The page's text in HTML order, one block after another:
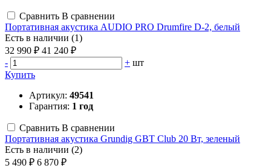
Сравнить В сравнении
Портативная акустика AUDIO PRO Drumfire D-2, белый
Есть в наличии (1)
32 990 ₽ 41 240 ₽
-
+ шт
Купить
Артикул: 49541
Гарантия: 1 год
Сравнить В сравнении
Портативная акустика Grundig GBT Club 20 Вт, зеленый
Есть в наличии (2)
5 490 ₽ 6 870 ₽